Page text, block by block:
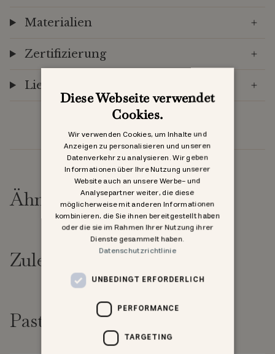
Materialien
Zertifizierung
Lieferung
Ähnliche Produkte
Zuletzt angesehen
Past goed bij
Diese Webseite verwendet
Cookies.
Wir verwenden Cookies, um Inhalte und
Anzeigen zu personalisieren und unseren
Datenverkehr zu analysieren. Wir geben
Informationen über Ihre Nutzung unserer
Website auch an unsere Werbe- und
Analysepartner weiter, die diese
möglicherweise mit anderen Informationen
kombinieren, die Sie ihnen bereitgestellt haben
oder die sie im Rahmen Ihrer Nutzung ihrer
Dienste gesammelt haben.
Datenschutzrichtlinie
UNBEDINGT ERFORDERLICH
PERFORMANCE
TARGETING